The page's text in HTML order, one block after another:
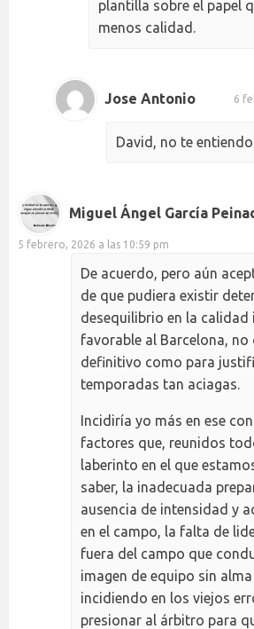
plantilla sobre el papel
menos calidad.
Jose Antonio 6
David, no te entiendo
Miguel Ángel García
5 febrero, 2026 a las 10:59 pm
De acuerdo, pero aún
de que pudiera existir
desequilibrio en la calidad
favorable al Barcelona, no
definitivo como para
temporadas tan aciagas.
Incidiría yo más en ese
factores que, reunidos
laberinto en el que
saber, la inadecuada
ausencia de intensidad y
en el campo, la falta de
fuera del campo que
imagen de equipo sin
incidiendo en los viejos
presionar al árbitro para